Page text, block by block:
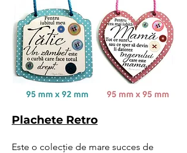
Plachete Retro
Este o colecție de mare succes de